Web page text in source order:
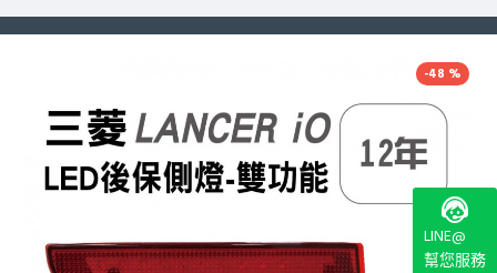
-48 %
LINE@
幫您服務